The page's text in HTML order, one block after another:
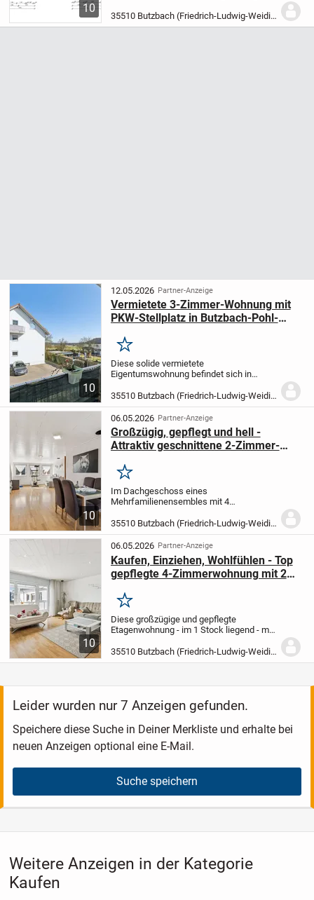
10
von etwa 90 m². Die Wohnung in einem
gepflegten Mehrfamilienhaus profitiert
35510 Butzbach (Friedrich-Ludwig-Weidig-Stadt)
10
12.05.2026 Partner-Anzeige
Vermietete 3-Zimmer-Wohnung mit
PKW-Stellplatz in Butzbach-Pohl-
Merken
Diese solide vermietete
Eigentumswohnung befindet sich in
Butzbach, Ortsteil Pohl-Göns. Sie bietet
Kapitalanlegern eine interessante
Möglichkeit, in eine...
35510 Butzbach (Friedrich-Ludwig-Weidig-Stadt)
10
06.05.2026 Partner-Anzeige
Großzügig, gepflegt und hell -
Attraktiv geschnittene 2-Zimmer-
Merken
Im Dachgeschoss eines
Mehrfamilienensembles mit 4
gepflegte 2-Zimmerwohnung. Im Jahr
2004 wurde sie durch Ausbau eines bis
dahin ungenutzten Teils des
Dachbodens...
35510 Butzbach (Friedrich-Ludwig-Weidig-Stadt)
10
06.05.2026 Partner-Anzeige
Kaufen, Einziehen, Wohlfühlen - Top
gepflegte 4-Zimmerwohnung mit 2
Merken
Diese großzügige und gepflegte
Etagenwohnung - im 1 Stock liegend - mit
Ihr neues Zuhause werden. Die
durchdachte Raumaufteilung mit
35510 Butzbach (Friedrich-Ludwig-Weidig-Stadt)
Leider wurden nur 7 Anzeigen gefunden.
Speichere diese Suche in Deiner Merkliste und erhalte bei
neuen Anzeigen optional eine E-Mail.
Suche speichern
Weitere Anzeigen in der Kategorie
Kaufen